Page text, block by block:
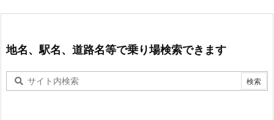
地名、駅名、道路名等で乗り場検索できます